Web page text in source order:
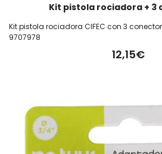
Kit pistola rociadora + 3
Kit pistola rociadora CIFEC con 3
9707978
12,15€